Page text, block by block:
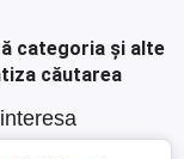
categoria și alte
căutarea